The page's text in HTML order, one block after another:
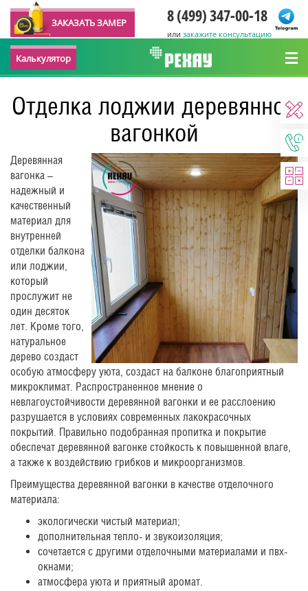
ЗАКАЗАТЬ ЗАМЕР 8 (499) 347-00-18
или закажите консультацию
Калькулятор
Отделка лоджии деревянной
вагонкой
Деревянная
вагонка –
надежный и
качественный
материал для
внутренней
отделки балкона
или лоджии,
который
прослужит не
один десяток
лет. Кроме того,
натуральное
дерево создаст
особую атмосферу уюта, создаст на балконе благоприятный
микроклимат. Распространенное мнение о
невлагоустойчивости деревянной вагонки и ее расслоению
разрушается в условиях современных лакокрасочных
покрытий. Правильно подобранная пропитка и покрытие
обеспечат деревянной вагонке стойкость к повышенной влаге,
а также к воздействию грибков и микроорганизмов.
Преимущества деревянной вагонки в качестве отделочного
материала:
экологически чистый материал;
дополнительная тепло- и звукоизоляция;
сочетается с другими отделочными материалами и пвх-
окнами;
атмосфера уюта и приятный аромат.